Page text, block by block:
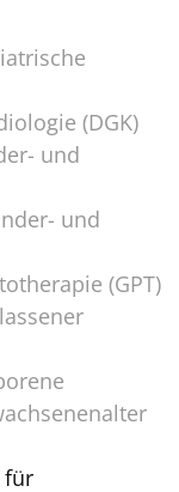
(DGK)
und
und
(GPT)
für